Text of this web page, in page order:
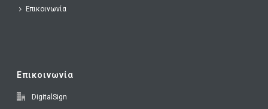
Επικοινωνία
Επικοινωνία
DigitalSign